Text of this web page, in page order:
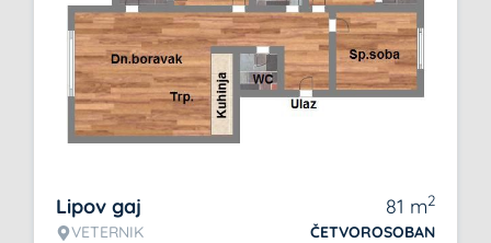
Lipov gaj
VETERNIK
81 m2
ČETVOROSOBAN